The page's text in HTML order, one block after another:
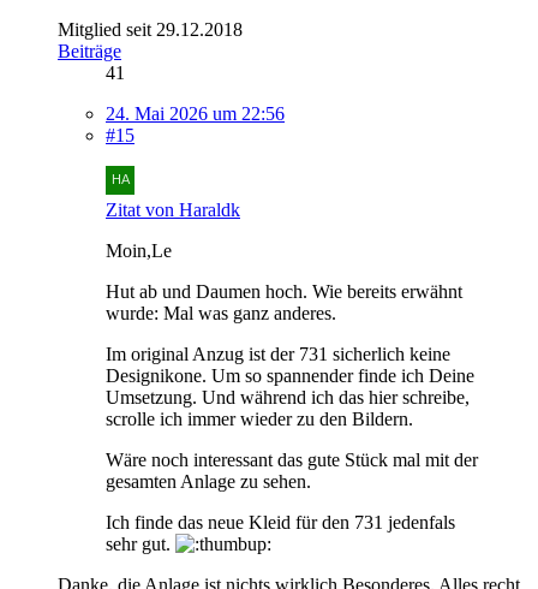
Mitglied seit 29.12.2018
Beiträge
41
24. Mai 2026 um 22:56
#15
Zitat von Haraldk
Moin,Le
Hut ab und Daumen hoch. Wie bereits erwähnt
wurde: Mal was ganz anderes.
Im original Anzug ist der 731 sicherlich keine
Designikone. Um so spannender finde ich Deine
Umsetzung. Und während ich das hier schreibe,
scrolle ich immer wieder zu den Bildern.
Wäre noch interessant das gute Stück mal mit der
gesamten Anlage zu sehen.
Ich finde das neue Kleid für den 731 jedenfals
sehr gut.
Danke, die Anlage ist nichts wirklich Besonderes. Alles recht